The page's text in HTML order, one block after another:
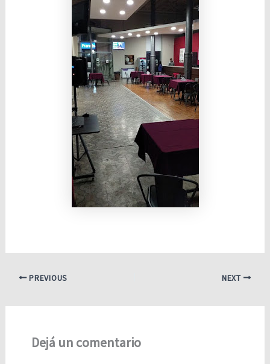
PREVIOUS NEXT
Dejá un comentario